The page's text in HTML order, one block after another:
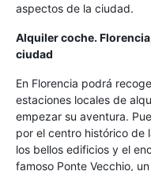
aspectos de la ciudad.
Alquiler coche.
ciudad
En Florencia podrá
estaciones locales de
empezar su aventura.
por el centro histórico de
los bellos edificios y el
famoso Ponte Vecchio,